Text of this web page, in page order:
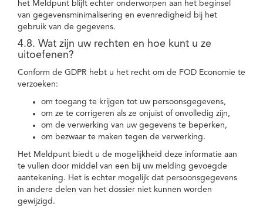
het Meldpunt blijft echter onderworpen aan het beginsel
van gegevensminimalisering en evenredigheid bij het
gebruik van de gegevens.
4.8. Wat zijn uw rechten en hoe kunt u ze
uitoefenen?
Conform de GDPR hebt u het recht om de FOD Economie te
verzoeken:
om toegang te krijgen tot uw persoonsgegevens,
om ze te corrigeren als ze onjuist of onvolledig zijn,
om de verwerking van uw gegevens te beperken,
om bezwaar te maken tegen de verwerking.
Het Meldpunt biedt u de mogelijkheid deze informatie aan
te vullen door middel van een bij uw melding gevoegde
aantekening. Het is echter mogelijk dat persoonsgegevens
in andere delen van het dossier niet kunnen worden
gewijzigd.